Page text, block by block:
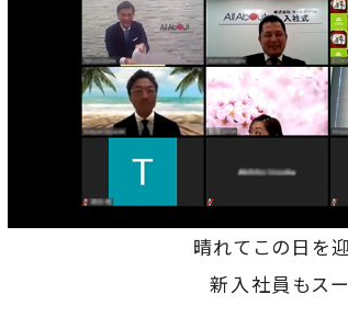
晴れてこの日を
新入社員もス